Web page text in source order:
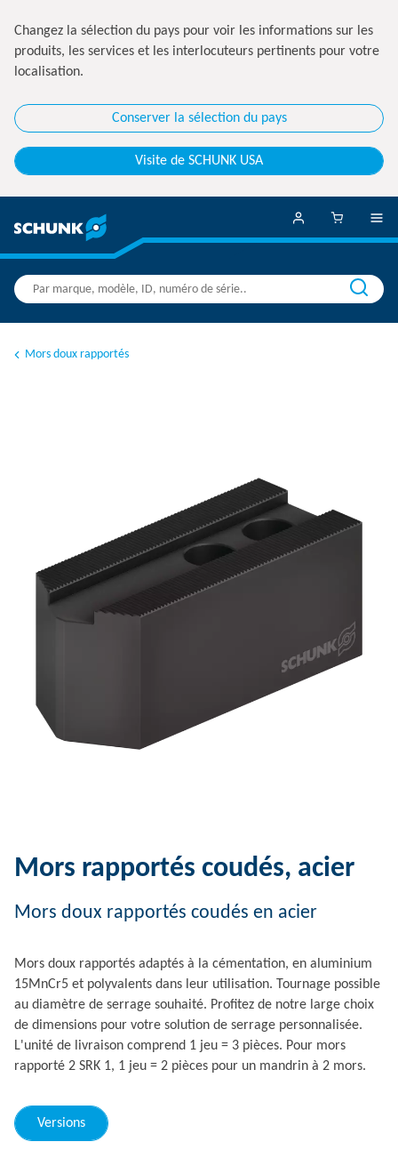
Changez la sélection du pays pour voir les informations sur les
produits, les services et les interlocuteurs pertinents pour votre
localisation.
Conserver la sélection du pays
Visite de SCHUNK USA
Mors doux rapportés
Mors rapportés coudés, acier
Mors doux rapportés coudés en acier
Mors doux rapportés adaptés à la cémentation, en aluminium
15MnCr5 et polyvalents dans leur utilisation. Tournage possible
au diamètre de serrage souhaité. Profitez de notre large choix
de dimensions pour votre solution de serrage personnalisée.
L'unité de livraison comprend 1 jeu = 3 pièces. Pour mors
rapporté 2 SRK 1, 1 jeu = 2 pièces pour un mandrin à 2 mors.
Versions